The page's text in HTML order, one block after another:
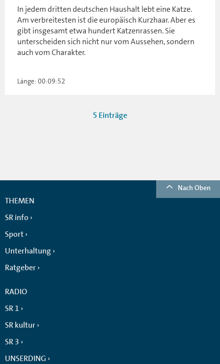
In jedem dritten deutschen Haushalt lebt eine Katze.
Am verbreitesten ist die europäisch Kurzhaar. Aber es
gibt insgesamt etwa hundert Katzenrassen. Sie
unterscheiden sich nicht nur vom Aussehen, sondern
auch vom Charakter.
Länge: 00:09:52
5 Einträge
Nach Oben
THEMEN
SR info
Sport
Unterhaltung
Ratgeber
RADIO
SR 1
SR kultur
SR 3
UNSERDING